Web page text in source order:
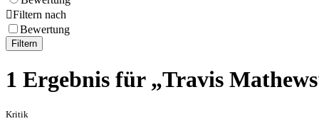
Filtern nach
Bewertung
Filtern
1 Ergebnis für „Travis
Kritik